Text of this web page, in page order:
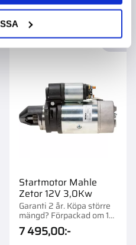
till i favoriter
Startmotor Mahle
Zetor 12V 3,0Kw
Garanti 2 år. Köpa större
mängd? Förpackad om 1
st.
7 495,00:-